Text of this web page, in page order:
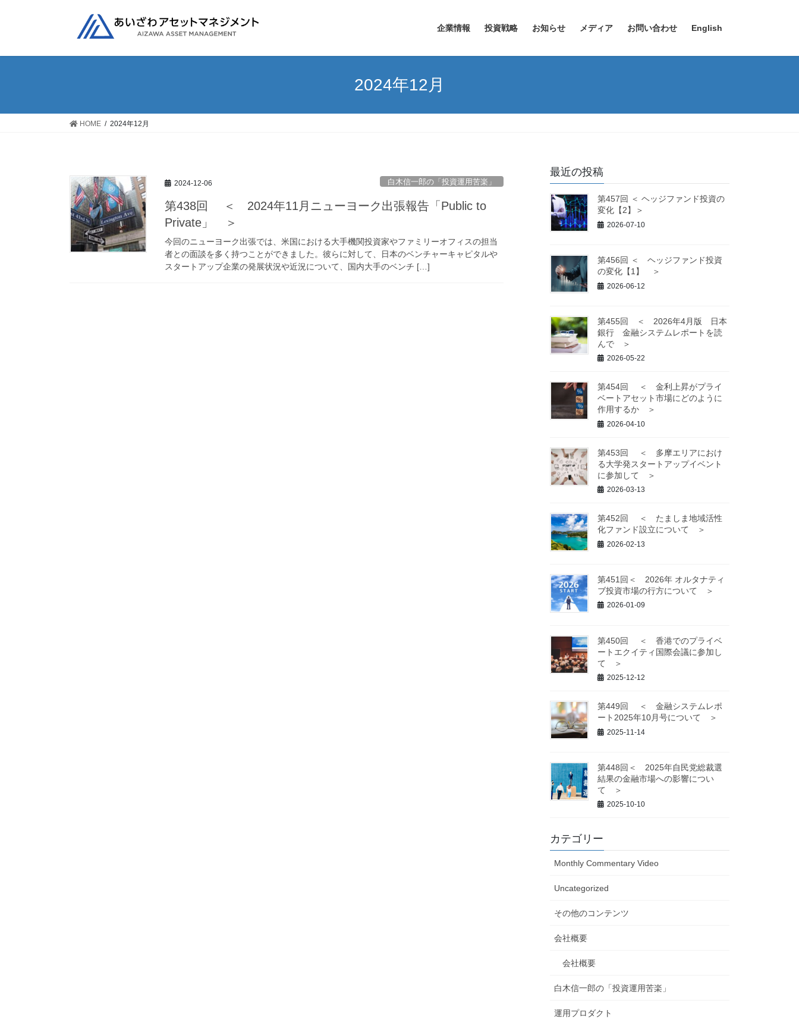
企業情報 投資戦略 お知らせ メディア お問い合わせ English
2024年12月
HOME 2024年12月
2024-12-06 白木信一郎の「投資運用苦楽」
第438回 ＜ 2024年11月ニューヨーク出張報告「Public to
Private」 ＞
今回のニューヨーク出張では、米国における大手機関投資家やファミリーオフィスの担当
者との面談を多く持つことができました。彼らに対して、日本のベンチャーキャピタルや
スタートアップ企業の発展状況や近況について、国内大手のベンチ […]
最近の投稿
第457回 ＜ ヘッジファンド投資の
変化【2】＞
2026-07-10
第456回 ＜ ヘッジファンド投資
の変化【1】 ＞
2026-06-12
第455回 ＜ 2026年4月版 日本
銀行 金融システムレポートを読
んで ＞
2026-05-22
第454回 ＜ 金利上昇がプライ
ベートアセット市場にどのように
作用するか ＞
2026-04-10
第453回 ＜ 多摩エリアにおけ
る大学発スタートアップイベント
に参加して ＞
2026-03-13
第452回 ＜ たましま地域活性
化ファンド設立について ＞
2026-02-13
第451回＜ 2026年 オルタナティ
ブ投資市場の行方について ＞
2026-01-09
第450回 ＜ 香港でのプライベ
ートエクイティ国際会議に参加し
て ＞
2025-12-12
第449回 ＜ 金融システムレポ
ート2025年10月号について ＞
2025-11-14
第448回＜ 2025年自民党総裁選
結果の金融市場への影響につい
て ＞
2025-10-10
カテゴリー
Monthly Commentary Video
Uncategorized
その他のコンテンツ
会社概要
会社概要
白木信一郎の「投資運用苦楽」
運用プロダクト